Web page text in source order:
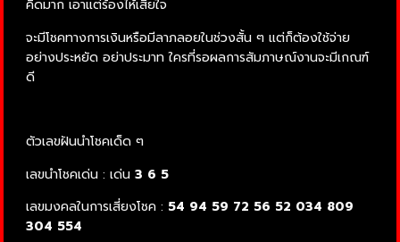
คิดมาก เอาแต่ร้องไห้เสียใจ
จะมีโชคทางการเงินหรือมีลาภลอยในช่วงสั้น ๆ แต่ก็ต้องใช้จ่าย
อย่างประหยัด อย่าประมาท ใครที่รอผลการสัมภาษณ์งานจะมีเกณฑ์
ดี
ตัวเลขฝันนำโชคเด็ด ๆ
เลขนำโชคเด่น : เด่น 3 6 5
เลขมงคลในการเสี่ยงโชค : 54 94 59 72 56 52 034 809
304 554